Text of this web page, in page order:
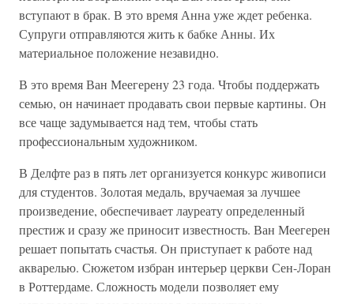
вступают в брак. В это время Анна уже ждет ребенка.
Супруги отправляются жить к бабке Анны. Их
материальное положение незавидно.
В это время Ван Меегерену 23 года. Чтобы поддержать
семью, он начинает продавать свои первые картины. Он
все чаще задумывается над тем, чтобы стать
профессиональным художником.
В Делфте раз в пять лет организуется конкурс живописи
для студентов. Золотая медаль, вручаемая за лучшее
произведение, обеспечивает лауреату определенный
престиж и сразу же приносит известность. Ван Меегерен
решает попытать счастья. Он приступает к работе над
акварелью. Сюжетом избран интерьер церкви Сен-Лоран
в Роттердаме. Сложность модели позволяет ему